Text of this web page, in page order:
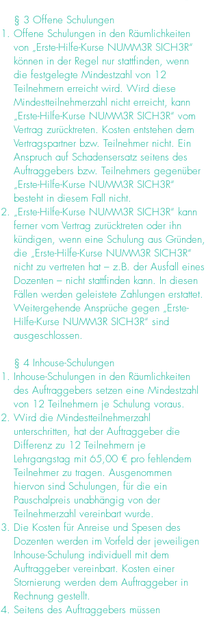
§ 3 Offene Schulungen
Offene Schulungen in den Räumlichkeiten
von „Erste-Hilfe-Kurse NUMM3R SICH3R“
können in der Regel nur stattfinden, wenn
die festgelegte Mindestzahl von 12
Teilnehmern erreicht wird. Wird diese
Mindestteilnehmerzahl nicht erreicht, kann
„Erste-Hilfe-Kurse NUMM3R SICH3R“ vom
Vertrag zurücktreten. Kosten entstehen dem
Vertragspartner bzw. Teilnehmer nicht. Ein
Anspruch auf Schadensersatz seitens des
Auftraggebers bzw. Teilnehmers gegenüber
„Erste-Hilfe-Kurse NUMM3R SICH3R“
besteht in diesem Fall nicht.
„Erste-Hilfe-Kurse NUMM3R SICH3R“ kann
ferner vom Vertrag zurücktreten oder ihn
kündigen, wenn eine Schulung aus Gründen,
die „Erste-Hilfe-Kurse NUMM3R SICH3R“
nicht zu vertreten hat – z.B. der Ausfall eines
Dozenten – nicht stattfinden kann. In diesen
Fällen werden geleistete Zahlungen erstattet.
Weitergehende Ansprüche gegen „Erste-
Hilfe-Kurse NUMM3R SICH3R“ sind
ausgeschlossen.
§ 4 Inhouse-Schulungen
Inhouse-Schulungen in den Räumlichkeiten
des Auftraggebers setzen eine Mindestzahl
von 12 Teilnehmern je Schulung voraus.
Wird die Mindestteilnehmerzahl
unterschritten, hat der Auftraggeber die
Differenz zu 12 Teilnehmern je
Lehrgangstag mit 65,00 € pro fehlendem
Teilnehmer zu tragen. Ausgenommen
hiervon sind Schulungen, für die ein
Pauschalpreis unabhängig von der
Teilnehmerzahl vereinbart wurde.
Die Kosten für Anreise und Spesen des
Dozenten werden im Vorfeld der jeweiligen
Inhouse-Schulung individuell mit dem
Auftraggeber vereinbart. Kosten einer
Stornierung werden dem Auftraggeber in
Rechnung gestellt.
Seitens des Auftraggebers müssen